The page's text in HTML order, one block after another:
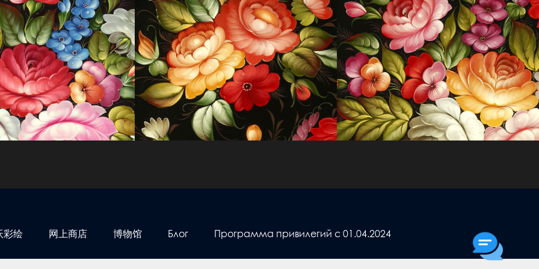
彩绘 网上商店 博物馆 Блог Программа привилегий с 01.04.2024